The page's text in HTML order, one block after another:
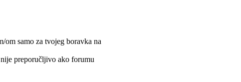
om samo za tvojeg boravka na
preporučljivo ako forumu